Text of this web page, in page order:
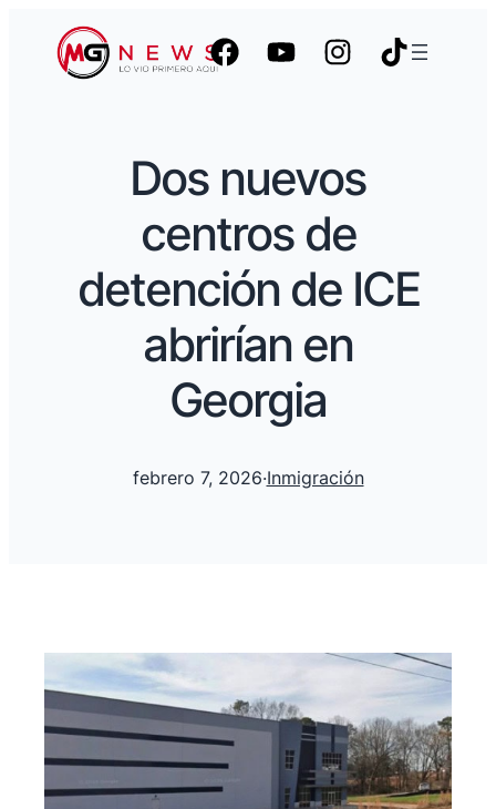
Dos nuevos
centros de
detención de ICE
abrirían en
Georgia
febrero 7, 2026·Inmigración